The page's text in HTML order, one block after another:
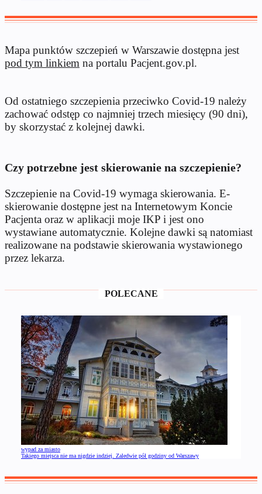
Mapa punktów szczepień w Warszawie dostępna jest
pod tym linkiem na portalu Pacjent.gov.pl.
Od ostatniego szczepienia przeciwko Covid-19 należy
zachować odstęp co najmniej trzech miesięcy (90 dni),
by skorzystać z kolejnej dawki.
Czy potrzebne jest skierowanie na szczepienie?
Szczepienie na Covid-19 wymaga skierowania. E-
skierowanie dostępne jest na Internetowym Koncie
Pacjenta oraz w aplikacji moje IKP i jest ono
wystawiane automatycznie. Kolejne dawki są natomiast
realizowane na podstawie skierowania wystawionego
przez lekarza.
POLECANE
wypad za miasto
Takiego miejsca nie ma nigdzie indziej. Zaledwie pół godziny od Warszawy